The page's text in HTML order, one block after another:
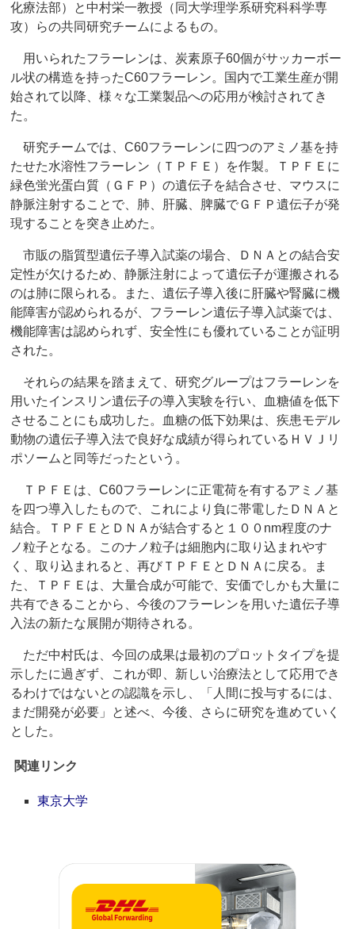
化療法部）と中村栄一教授（同大学理学系研究科科学専
攻）らの共同研究チームによるもの。
用いられたフラーレンは、炭素原子60個がサッカーボー
ル状の構造を持ったC60フラーレン。国内で工業生産が開
始されて以降、様々な工業製品への応用が検討されてき
た。
研究チームでは、C60フラーレンに四つのアミノ基を持
たせた水溶性フラーレン（ＴＰＦＥ）を作製。ＴＰＦＥに
緑色蛍光蛋白質（ＧＦＰ）の遺伝子を結合させ、マウスに
静脈注射することで、肺、肝臓、脾臓でＧＦＰ遺伝子が発
現することを突き止めた。
市販の脂質型遺伝子導入試薬の場合、ＤＮＡとの結合安
定性が欠けるため、静脈注射によって遺伝子が運搬される
のは肺に限られる。また、遺伝子導入後に肝臓や腎臓に機
能障害が認められるが、フラーレン遺伝子導入試薬では、
機能障害は認められず、安全性にも優れていることが証明
された。
それらの結果を踏まえて、研究グループはフラーレンを
用いたインスリン遺伝子の導入実験を行い、血糖値を低下
させることにも成功した。血糖の低下効果は、疾患モデル
動物の遺伝子導入法で良好な成績が得られているＨＶＪリ
ポソームと同等だったという。
ＴＰＦＥは、C60フラーレンに正電荷を有するアミノ基
を四つ導入したもので、これにより負に帯電したＤＮＡと
結合。ＴＰＦＥとＤＮＡが結合すると１００nm程度のナ
ノ粒子となる。このナノ粒子は細胞内に取り込まれやす
く、取り込まれると、再びＴＰＦＥとＤＮＡに戻る。ま
た、ＴＰＦＥは、大量合成が可能で、安価でしかも大量に
共有できることから、今後のフラーレンを用いた遺伝子導
入法の新たな展開が期待される。
ただ中村氏は、今回の成果は最初のプロットタイプを提
示したに過ぎず、これが即、新しい治療法として応用でき
るわけではないとの認識を示し、「人間に投与するには、
まだ開発が必要」と述べ、今後、さらに研究を進めていく
とした。
関連リンク
東京大学